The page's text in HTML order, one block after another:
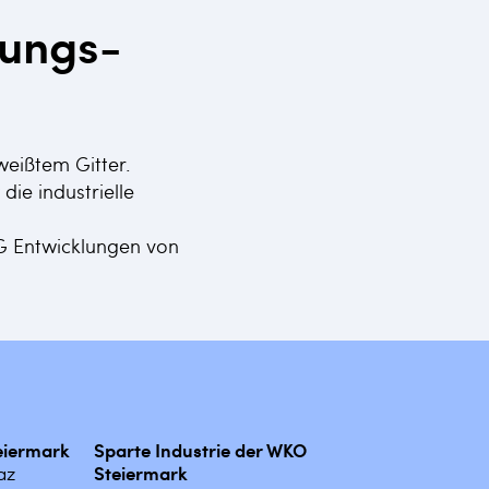
Gitter.
industrielle
Entwicklungen von
Sparte Industrie der WKO
Steiermark